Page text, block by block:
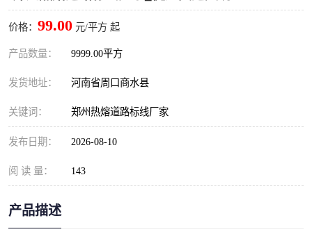
价格： 99.00 元/平方 起
产品数量： 9999.00平方
发货地址： 河南省周口商水县
关键词： 郑州热熔道路标线厂家
发布日期： 2026-08-10
阅 读 量： 143
产品描述